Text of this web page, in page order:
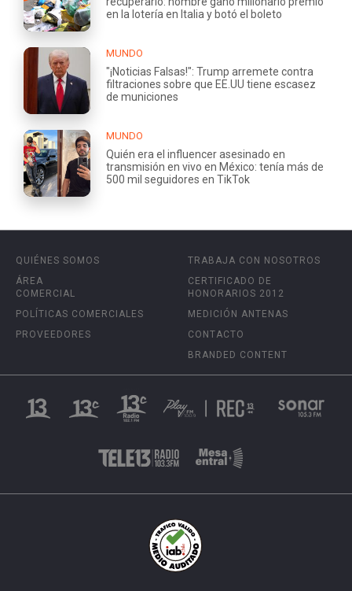
en la lotería en Italia y botó el boleto
MUNDO
"¡Noticias Falsas!": Trump arremete contra
filtraciones sobre que EE.UU tiene escasez
de municiones
MUNDO
Quién era el influencer asesinado en
transmisión en vivo en México: tenía más de
500 mil seguidores en TikTok
QUIÉNES SOMOS
ÁREA
COMERCIAL
POLÍTICAS COMERCIALES
PROVEEDORES
TRABAJA CON NOSOTROS
CERTIFICADO DE
HONORARIOS 2012
MEDICIÓN ANTENAS
CONTACTO
BRANDED CONTENT